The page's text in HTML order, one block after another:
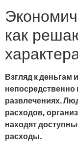
как
Взгляд к деньгам
развлечениях.
расходов,
находят
расходы.